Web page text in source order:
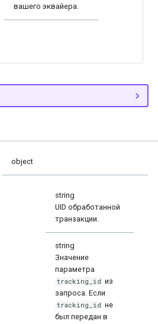
вашего эквайера.
object
string
UID обработанной
транзакции.
string
Значение
параметра
tracking_id из
запроса. Если
tracking_id не
был передан в